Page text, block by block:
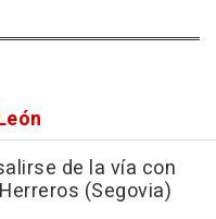
de la vía con
(Segovia)